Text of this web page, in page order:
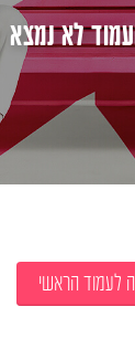
לעמוד הראשי